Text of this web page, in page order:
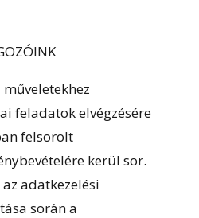
feladatok elvégzésére
felsorolt
kerül sor.
adatkezelési
során a